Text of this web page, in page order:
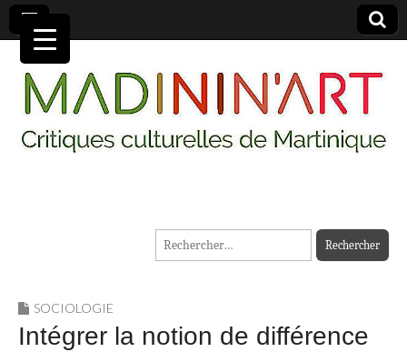
MADININ'ART
Rechercher :
SOCIOLOGIE
Intégrer la notion de différence